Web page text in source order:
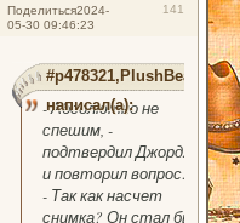
Поделиться 141
2024-
05-30 09:46:23
#p478321,PlushBear
написал(а):
- Абсолютно не
спешим, -
подтвердил Джордж
и повторил вопрос:
- Так как насчет
снимка? Он стал бы